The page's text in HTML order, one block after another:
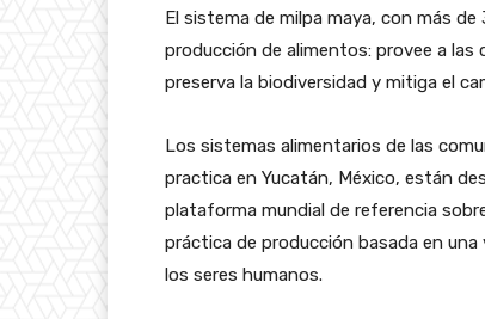
El sistema de milpa maya, con más
producción de alimentos: provee a
preserva la biodiversidad y mitiga el
Los sistemas alimentarios de las
practica en Yucatán, México, están
plataforma mundial de referencia
práctica de producción basada en
los seres humanos.